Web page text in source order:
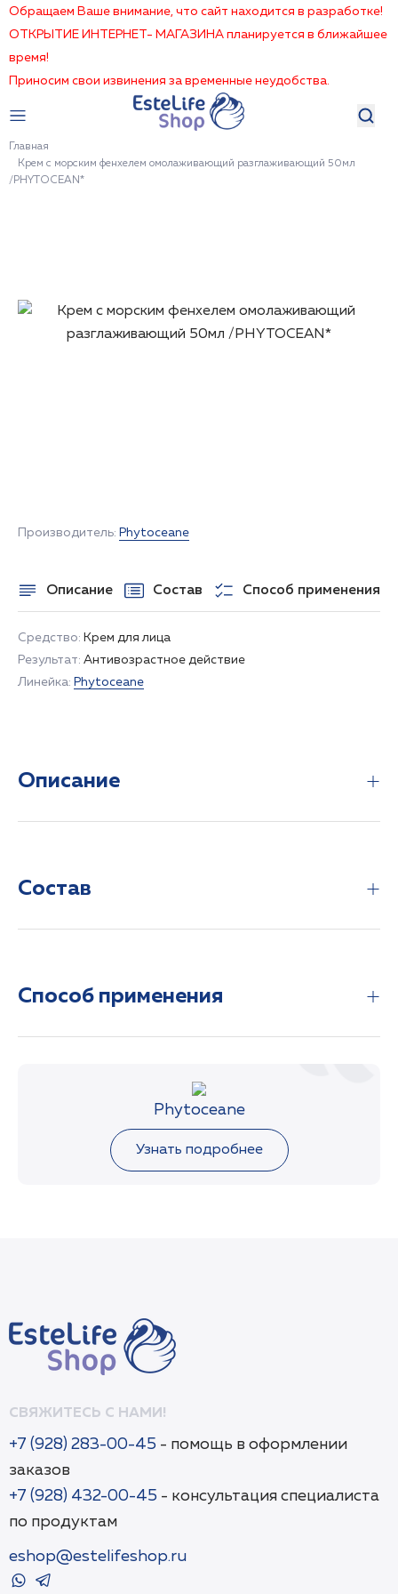
Обращаем Ваше внимание, что сайт находится в разработке!
ОТКРЫТИЕ ИНТЕРНЕТ- МАГАЗИНА планируется в ближайшее
время!
Приносим свои извинения за временные неудобства.
Главная
Крем с морским фенхелем омолаживающий разглаживающий 50мл
/PHYTOCEAN*
Производитель: Phytoceane
Описание Состав Способ применения
Средство: Крем для лица
Результат: Антивозрастное действие
Линейка: Phytoceane
Описание
омолаживающее действие: разглаживает морщины,
укрепляет кожу и придает сияние. Аромат: жасмин,
Состав
sesamum indicum (sesame) seed oil, c10-18
triglycerides, kaolin, propanediol, behenyl alcohol,
parfum (fragrance), chlorphenesin,
hydroxyacetophenone, sodium hyaluronate, citric acid,
glyceryl laurate, tocopherol, crithmum maritimum
extract, jania rubens extract, helianthus annuus
(sunflower) seed oil, undaria pinnatifida extract.
Способ применения
очищенную кожу лица и шеи.
Оставить на 15 минут.Phytoceane
Узнать подробнее
СВЯЖИТЕСЬ С НАМИ!
+7 (928) 283-00-45 - помощь в оформлении
заказов
+7 (928) 432-00-45 - консультация специалиста
по продуктам
eshop@estelifeshop.ru